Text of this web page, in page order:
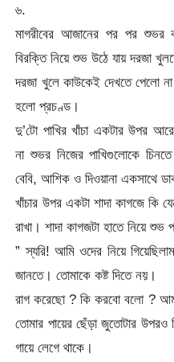
৬.
মাগরীবের আজানের পর পর শুভর
বিরক্তি নিয়ে শুভ উঠে যায় দরজা
দরজা খুলে কাউকেই দেখতে পেলো
হলো প্রচণ্ড।
দু’টো পাখির খাঁচা একটার উপর
না শুভর নিজের পাখিগুলোকে
বেবি, আশিক ও দিওয়ানা একসাথে
খাঁচার উপর একটা শাদা কাগজে কি
রাখা। শাদা কাগজটা হাতে নিয়ে
” স্যরি! আমি ওদের নিয়ে
জানতে। তোমাকে কষ্ট দিতে নয়।
রাগ করেছো ? কি করবো বলো ?
তোমার পায়ের ছেঁড়া জুতোটার
গায়ে লেগে থাকে।